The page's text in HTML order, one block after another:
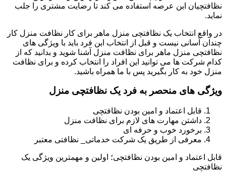
نظافتچیان این عرصه استفاده می کند تا رضایت مشتری را جلب
نماید.
در واقع انتخاب یک نظافتچی منزل ماهر برای کار نظافت منزل کار
چندان آسانی نیست و قبل از انتخاب این فرد باید با ویژگی های
نظافتچی منزل ماهر برای نظافت منزل آشنا شوید و بدانید که از
کدام شرکت ها می توانید این افراد را انتخاب کرده و برای نظافت
منزل خود به کار بگیرید پس با ما همراه باشید.
ویژگی های منحصر به فرد یک نظافتچی منزل
قابل اعتماد و امین بودن نظافتچی
داشتن مهارت های لازم برای نظافت منزل
برخورد خوب و حرفه ای
معرفی از طریق یک شرکت خدماتی_ نظافتی معتبر
قابل اعتماد و امین بودن نظافتچی؛ اولین و مهمترین ویژگی یک
نظافتچی